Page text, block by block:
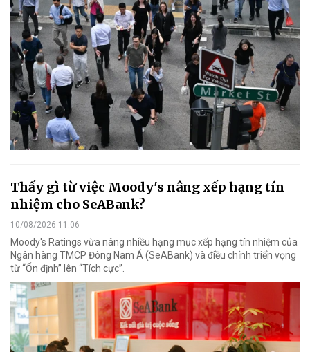
Thấy gì từ việc Moody's nâng xếp hạng tín
nhiệm cho SeABank?
10/08/2026 11:06
Moody's Ratings vừa nâng nhiều hạng mục xếp hạng tín nhiệm của
Ngân hàng TMCP Đông Nam Á (SeABank) và điều chỉnh triển vọng
từ “Ổn định” lên “Tích cực”.